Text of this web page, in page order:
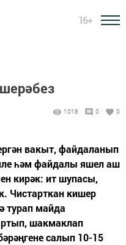
16+
1018 0 0
вакыт, файдаланып
һәм файдалы яшел аш
кирәк: ит шупасы,
Чистарткан кишер
турап майда
шакмаклап
салып 10-15